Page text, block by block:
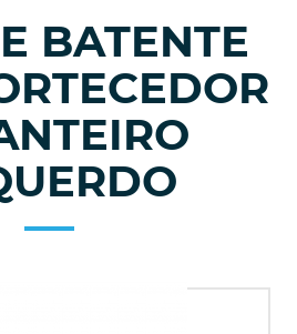
BATENTE